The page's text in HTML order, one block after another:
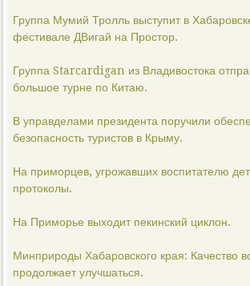
Группа Мумий Тролль выступит в
фестивале ДВигай на Простор.
Группа Starcardigan из Владивостока
большое турне по Китаю.
В управделами президента поручили
безопасность туристов в Крыму.
На приморцев, угрожавших воспитателю
протоколы.
На Приморье выходит пекинский циклон.
Минприроды Хабаровского края: Качество
продолжает улучшаться.